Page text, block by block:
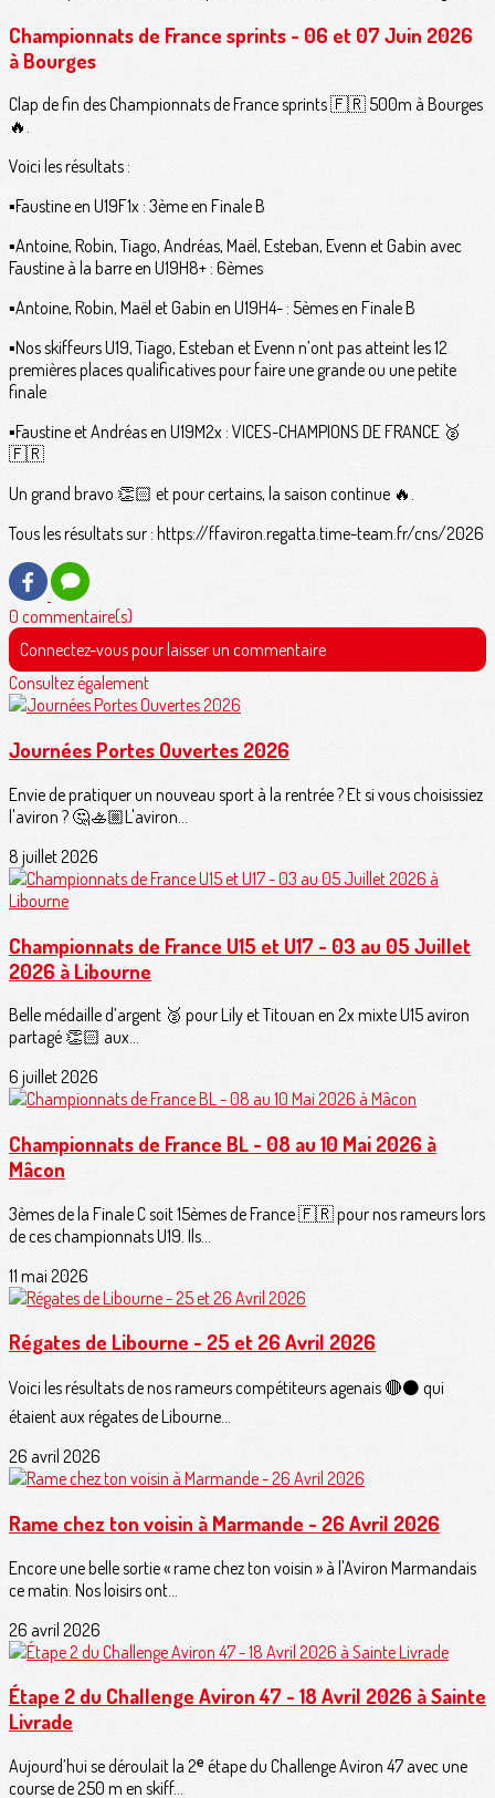
Championnats de France sprints - 06 et 07 Juin 2026
à Bourges
Clap de fin des Championnats de France sprints 🇫🇷 500m à Bourges
🔥.
Voici les résultats :
▪️Faustine en U19F1x : 3ème en Finale B
▪️Antoine, Robin, Tiago, Andréas, Maël, Esteban, Evenn et Gabin avec
Faustine à la barre en U19H8+ : 6èmes
▪️Antoine, Robin, Maël et Gabin en U19H4- : 5èmes en Finale B
▪️Nos skiffeurs U19, Tiago, Esteban et Evenn n’ont pas atteint les 12
premières places qualificatives pour faire une grande ou une petite
finale
▪️Faustine et Andréas en U19M2x : VICES-CHAMPIONS DE FRANCE 🥈
🇫🇷
Un grand bravo 👏🏻 et pour certains, la saison continue 🔥.
Tous les résultats sur : https://ffaviron.regatta.time-team.fr/cns/2026
0 commentaire(s)
Connectez-vous pour laisser un commentaire
Consultez également
Journées Portes Ouvertes 2026
Envie de pratiquer un nouveau sport à la rentrée ? Et si vous choisissiez
l'aviron ? 🤔🚣🏼L'aviron...
8 juillet 2026
Championnats de France U15 et U17 - 03 au 05 Juillet
2026 à Libourne
Belle médaille d’argent 🥈 pour Lily et Titouan en 2x mixte U15 aviron
partagé 👏🏻 aux...
6 juillet 2026
Championnats de France BL - 08 au 10 Mai 2026 à
Mâcon
3èmes de la Finale C soit 15èmes de France 🇫🇷 pour nos rameurs lors
de ces championnats U19. Ils...
11 mai 2026
Régates de Libourne - 25 et 26 Avril 2026
Voici les résultats de nos rameurs compétiteurs agenais 🔴⚫️ qui
étaient aux régates de Libourne...
26 avril 2026
Rame chez ton voisin à Marmande - 26 Avril 2026
Encore une belle sortie « rame chez ton voisin » à l'Aviron Marmandais
ce matin. Nos loisirs ont...
26 avril 2026
Étape 2 du Challenge Aviron 47 - 18 Avril 2026 à Sainte
Livrade
Aujourd’hui se déroulait la 2ᵉ étape du Challenge Aviron 47 avec une
course de 250 m en skiff...